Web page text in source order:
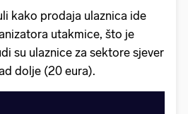
kako prodaja ulaznica ide
utakmice, što je
su ulaznice za sektore sjever
dolje (20 eura).